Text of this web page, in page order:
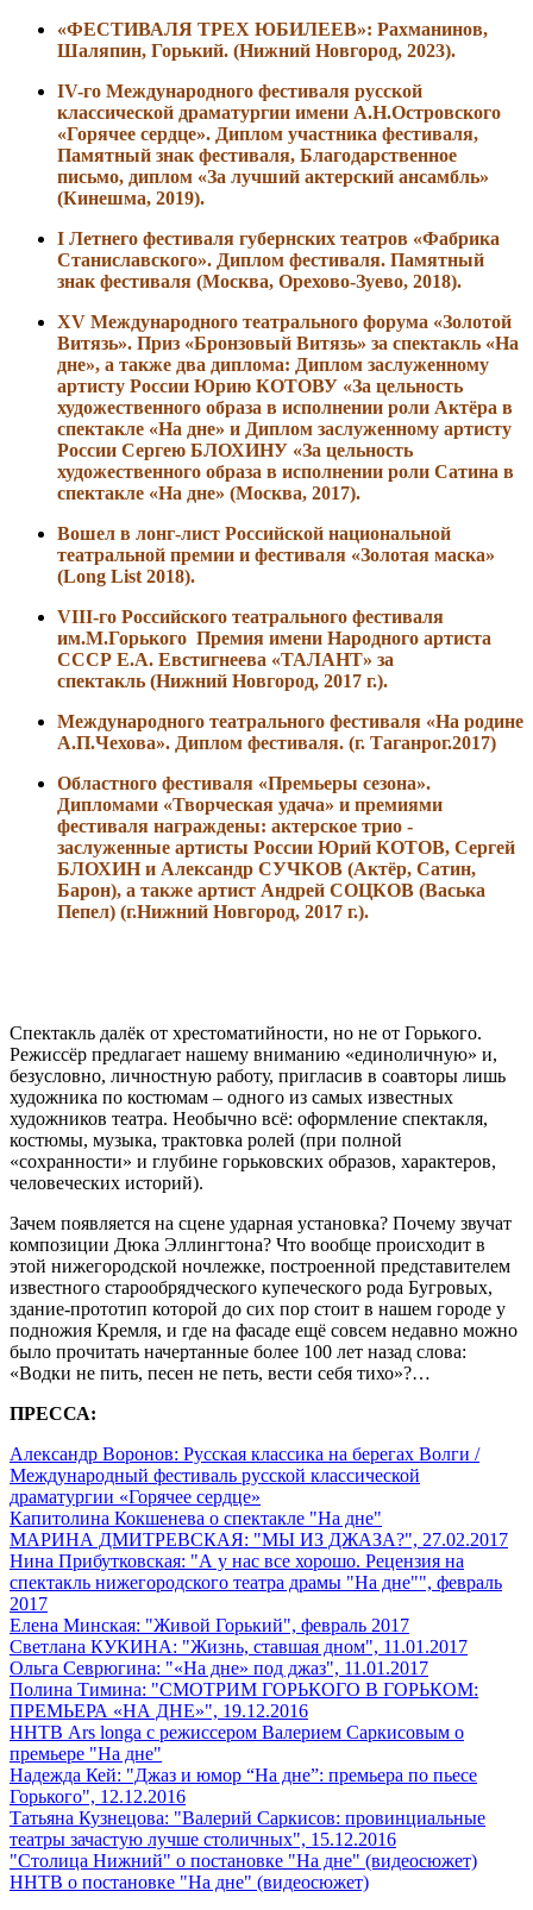
«ФЕСТИВАЛЯ ТРЕХ ЮБИЛЕЕВ»: Рахманинов,
Шаляпин, Горький. (Нижний Новгород, 2023).
IV-го Международного фестиваля русской
классической драматургии имени А.Н.Островского
«Горячее сердце». Диплом участника фестиваля,
Памятный знак фестиваля, Благодарственное
письмо, диплом «За лучший актерский ансамбль»
(Кинешма, 2019).
I Летнего фестиваля губернских театров «Фабрика
Станиславского». Диплом фестиваля. Памятный
знак фестиваля (Москва, Орехово-Зуево, 2018).
ХV Международного театрального форума «Золотой
Витязь». Приз «Бронзовый Витязь» за спектакль «На
дне», а также два диплома: Диплом заслуженному
артисту России Юрию КОТОВУ «За цельность
художественного образа в исполнении роли Актёра в
спектакле «На дне» и Диплом заслуженному артисту
России Сергею БЛОХИНУ «За цельность
художественного образа в исполнении роли Сатина в
спектакле «На дне» (Москва, 2017).
Вошел в лонг-лист Российской национальной
театральной премии и фестиваля «Золотая маска»
(Long List 2018).
VIII-го Российского театрального фестиваля
им.М.Горького Премия имени Народного артиста
СССР Е.А. Евстигнеева «ТАЛАНТ» за
спектакль (Нижний Новгород, 2017 г.).
Международного театрального фестиваля «На родине
А.П.Чехова». Диплом фестиваля. (г. Таганрог.2017)
Областного фестиваля «Премьеры сезона».
Дипломами «Творческая удача» и премиями
фестиваля награждены: актерское трио -
заслуженные артисты России Юрий КОТОВ, Сергей
БЛОХИН и Александр СУЧКОВ (Актёр, Сатин,
Барон), а также артист Андрей СОЦКОВ (Васька
Пепел) (г.Нижний Новгород, 2017 г.).
Спектакль далёк от хрестоматийности, но не от Горького.
Режиссёр предлагает нашему вниманию «единоличную» и,
безусловно, личностную работу, пригласив в соавторы лишь
художника по костюмам – одного из самых известных
художников театра. Необычно всё: оформление спектакля,
костюмы, музыка, трактовка ролей (при полной
«сохранности» и глубине горьковских образов, характеров,
человеческих историй).
Зачем появляется на сцене ударная установка? Почему звучат
композиции Дюка Эллингтона? Что вообще происходит в
этой нижегородской ночлежке, построенной представителем
известного старообрядческого купеческого рода Бугровых,
здание-прототип которой до сих пор стоит в нашем городе у
подножия Кремля, и где на фасаде ещё совсем недавно можно
было прочитать начертанные более 100 лет назад слова:
«Водки не пить, песен не петь, вести себя тихо»?…
ПРЕССА:
Александр Воронов: Русская классика на берегах Волги /
Международный фестиваль русской классической
драматургии «Горячее сердце»
Капитолина Кокшенева о спектакле "На дне"
МАРИНА ДМИТРЕВСКАЯ: "МЫ ИЗ ДЖАЗА?", 27.02.2017
Нина Прибутковская: "А у нас все хорошо. Рецензия на
спектакль нижегородского театра драмы "На дне"", февраль
2017
Елена Минская: "Живой Горький", февраль 2017
Светлана КУКИНА: "Жизнь, ставшая дном", 11.01.2017
Ольга Севрюгина: "«На дне» под джаз", 11.01.2017
Полина Тимина: "СМОТРИМ ГОРЬКОГО В ГОРЬКОМ:
ПРЕМЬЕРА «НА ДНЕ»", 19.12.2016
ННТВ Ars longa с режиссером Валерием Саркисовым о
премьере "На дне"
Надежда Кей: "Джаз и юмор “На дне”: премьера по пьесе
Горького", 12.12.2016
Татьяна Кузнецова: "Валерий Саркисов: провинциальные
театры зачастую лучше столичных", 15.12.2016
"Столица Нижний" о постановке "На дне" (видеосюжет)
ННТВ о постановке "На дне" (видеосюжет)